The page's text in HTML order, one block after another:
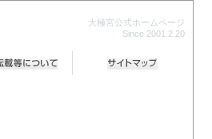
大極宮公式ホームページ
Since 2001.2.20